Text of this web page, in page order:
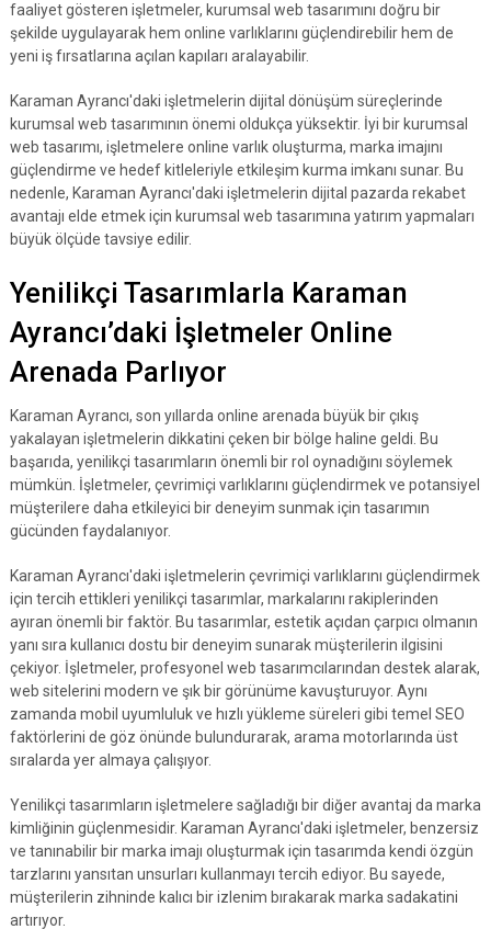
faaliyet gösteren işletmeler, kurumsal web tasarımını doğru bir
şekilde uygulayarak hem online varlıklarını güçlendirebilir hem de
yeni iş fırsatlarına açılan kapıları aralayabilir.
Karaman Ayrancı'daki işletmelerin dijital dönüşüm süreçlerinde
kurumsal web tasarımının önemi oldukça yüksektir. İyi bir kurumsal
web tasarımı, işletmelere online varlık oluşturma, marka imajını
güçlendirme ve hedef kitleleriyle etkileşim kurma imkanı sunar. Bu
nedenle, Karaman Ayrancı'daki işletmelerin dijital pazarda rekabet
avantajı elde etmek için kurumsal web tasarımına yatırım yapmaları
büyük ölçüde tavsiye edilir.
Yenilikçi Tasarımlarla Karaman
Ayrancı’daki İşletmeler Online
Arenada Parlıyor
Karaman Ayrancı, son yıllarda online arenada büyük bir çıkış
yakalayan işletmelerin dikkatini çeken bir bölge haline geldi. Bu
başarıda, yenilikçi tasarımların önemli bir rol oynadığını söylemek
mümkün. İşletmeler, çevrimiçi varlıklarını güçlendirmek ve potansiyel
müşterilere daha etkileyici bir deneyim sunmak için tasarımın
gücünden faydalanıyor.
Karaman Ayrancı'daki işletmelerin çevrimiçi varlıklarını güçlendirmek
için tercih ettikleri yenilikçi tasarımlar, markalarını rakiplerinden
ayıran önemli bir faktör. Bu tasarımlar, estetik açıdan çarpıcı olmanın
yanı sıra kullanıcı dostu bir deneyim sunarak müşterilerin ilgisini
çekiyor. İşletmeler, profesyonel web tasarımcılarından destek alarak,
web sitelerini modern ve şık bir görünüme kavuşturuyor. Aynı
zamanda mobil uyumluluk ve hızlı yükleme süreleri gibi temel SEO
faktörlerini de göz önünde bulundurarak, arama motorlarında üst
sıralarda yer almaya çalışıyor.
Yenilikçi tasarımların işletmelere sağladığı bir diğer avantaj da marka
kimliğinin güçlenmesidir. Karaman Ayrancı'daki işletmeler, benzersiz
ve tanınabilir bir marka imajı oluşturmak için tasarımda kendi özgün
tarzlarını yansıtan unsurları kullanmayı tercih ediyor. Bu sayede,
müşterilerin zihninde kalıcı bir izlenim bırakarak marka sadakatini
artırıyor.